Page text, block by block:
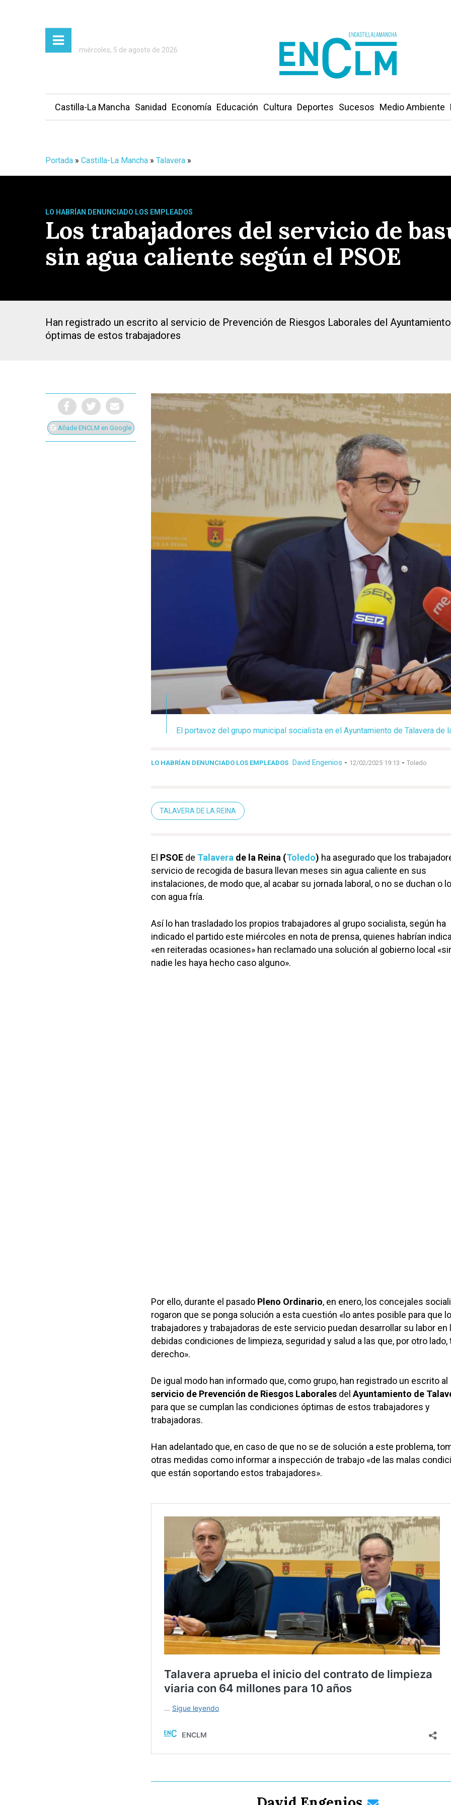
Presiona Intro para buscar o ESC para cerrar
miércoles, 5 de agosto de 2026
Castilla-La Mancha Sanidad Economía Educación Cultura Deportes Sucesos Medio Ambiente
Portada » Castilla-La Mancha » Talavera »
LO HABRÍAN DENUNCIADO LOS EMPLEADOS
Los trabajadores del servicio de
sin agua caliente según el PSOE
Han registrado un escrito al servicio de Prevención de Riesgos Laborales del
óptimas de estos trabajadores
Añade ENCLM en Google
El portavoz del grupo municipal socialista en el Ayuntamiento de Talavera de
LO HABRÍAN DENUNCIADO LOS EMPLEADOS David Engenios - 12/02/2025 19:13 - Toledo
TALAVERA DE LA REINA
El PSOE de Talavera de la Reina (Toledo) ha asegurado que los
servicio de recogida de basura llevan meses sin agua caliente en sus
instalaciones, de modo que, al acabar su jornada laboral, o no se duchan o
con agua fría.
Así lo han trasladado los propios trabajadores al grupo socialista, según ha
indicado el partido este miércoles en nota de prensa, quienes habrían
«en reiteradas ocasiones» han reclamado una solución al gobierno local
nadie les haya hecho caso alguno».
Por ello, durante el pasado Pleno Ordinario, en enero, los concejales
rogaron que se ponga solución a esta cuestión «lo antes posible para que
trabajadores y trabajadoras de este servicio puedan desarrollar su labor en
debidas condiciones de limpieza, seguridad y salud a las que, por otro lado,
derecho».
De igual modo han informado que, como grupo, han registrado un escrito al
servicio de Prevención de Riesgos Laborales delAyuntamiento de
para que se cumplan las condiciones óptimas de estos trabajadores y
trabajadoras.
Han adelantado que, en caso de que no se de solución a este problema,
otras medidas como informar a inspección de trabajo «de las malas
que están soportando estos trabajadores».